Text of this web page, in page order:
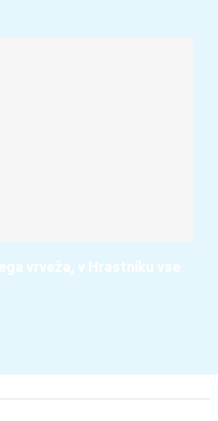
vrveža, v Hrastniku vse